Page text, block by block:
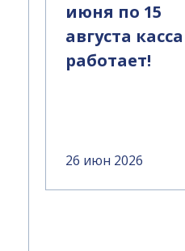
июня по 15
августа
работает!
26 июн 2026